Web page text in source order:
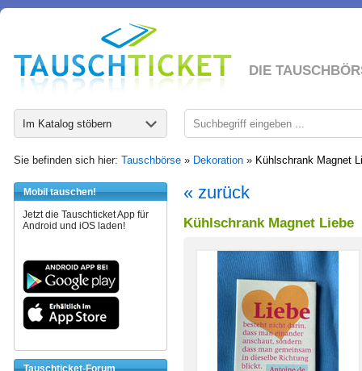
DIE
Im Katalog stöbern
Sie befinden sich hier: Tauschbörse » Dekoration » Kühlschrank Magnet
Mobil tauschen!
Jetzt die Tauschticket App für
Android und iOS laden!
Tauschticket-Forum
« zurück
Kühlschrank Magnet Liebe